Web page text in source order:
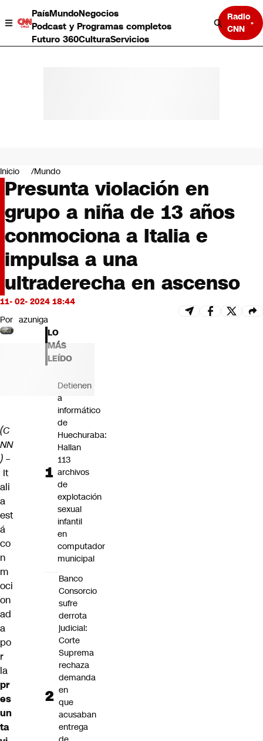
PaísMundoNegocios
Podcast y Programas completos
Futuro 360CulturaServicios
Radio
CNN
Negocios
Deportes
Programas completos
Cultura
Servicios
Bits
CNN tiempo
Futuro 360
Opinión
Inicio Mundo
Presunta violación en
grupo a niña de 13 años
conmociona a Italia e
impulsa a una
ultraderecha en ascenso
11- 02- 2024 18:44
Por azuniga
(C
NN
) –
It
ali
a
est
á
co
n
m
oci
on
ad
a
po
r
la
pr
es
un
ta
LO
MÁS
LEÍDO
Detienen
a
informático
de
Huechuraba:
Hallan
113
archivos
de
explotación
sexual
infantil
en
computador
municipal
Banco
Consorcio
sufre
derrota
judicial:
Corte
Suprema
rechaza
demanda
en
que
acusaban
entrega